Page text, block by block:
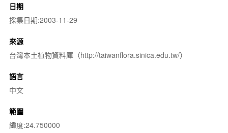
日期
採集日期:2003-11-29
來源
台灣本土植物資料庫（http://taiwanflora.sinica.edu.tw/）
語言
中文
範圍
緯度:24.750000